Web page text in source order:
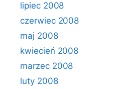
lipiec 2008
czerwiec 2008
maj 2008
kwiecień 2008
marzec 2008
luty 2008